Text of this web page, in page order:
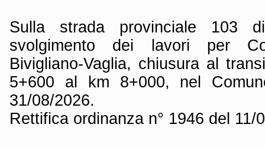
Sulla strada provinciale 103
svolgimento dei lavori per
Bivigliano-Vaglia, chiusura al
5+600 al km 8+000, nel
31/08/2026.
Rettifica ordinanza n° 1946 del 11/